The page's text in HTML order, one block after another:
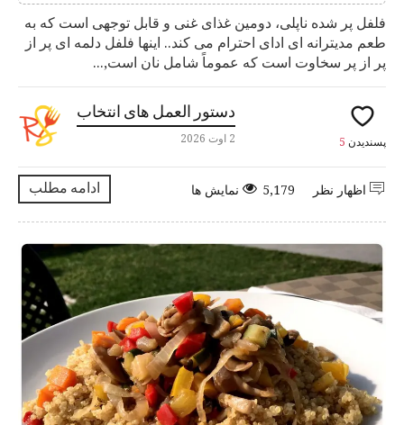
فلفل پر شده ناپلی، دومین غذای غنی و قابل توجهی است که به
طعم مدیترانه ای ادای احترام می کند.. اینها فلفل دلمه ای پر از
پر از پر سخاوت است که عموماً شامل نان است,...
دستور العمل های انتخاب
2 اوت 2026 پسندیدن 5
ادامه مطلب اظهار نظر 5,179 نمایش ها